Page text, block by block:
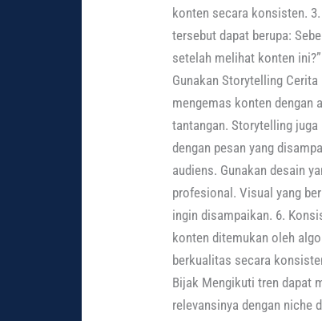
konten secara konsisten.
tersebut dapat berupa:
setelah melihat konten
Gunakan Storytelling
mengemas konten dengan
tantangan. Storytelling
dengan pesan yang
audiens. Gunakan desain
profesional. Visual yang
ingin disampaikan. 6.
konten ditemukan oleh
berkualitas secara
Bijak Mengikuti tren dapat
relevansinya dengan niche